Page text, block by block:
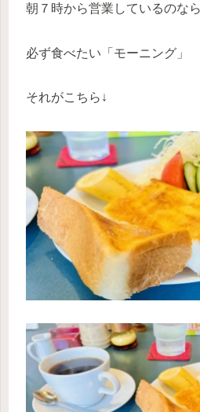
朝７時から営業しているのなら
必ず食べたい「モーニング」
それがこちら↓